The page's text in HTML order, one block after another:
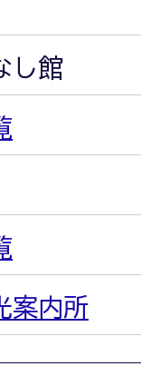
し館
案内所